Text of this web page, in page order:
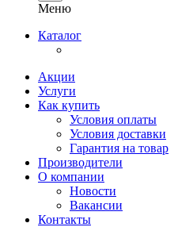
Меню
Каталог
Акции
Услуги
Как купить
Условия оплаты
Условия доставки
Гарантия на товар
Производители
О компании
Новости
Вакансии
Контакты